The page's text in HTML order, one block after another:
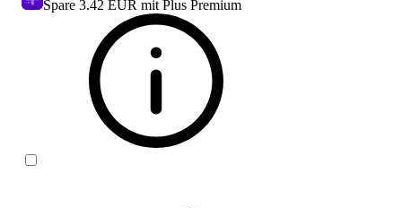
Spare 3.42 EUR mit Plus Premium